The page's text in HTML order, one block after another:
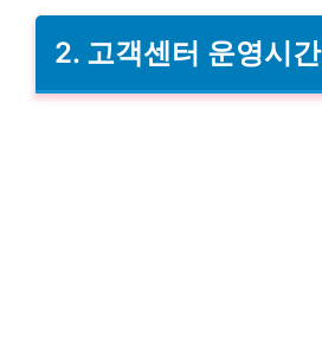
2. 고객센터 운영시간